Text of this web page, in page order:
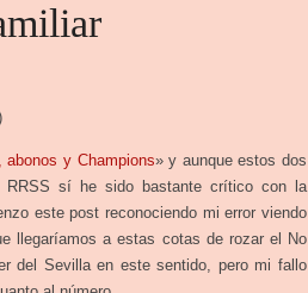
abonos y Champions» y aunque estos dos
RRSS sí he sido bastante crítico con la
este post reconociendo mi error viendo
llegaríamos a estas cotas de rozar el No
del Sevilla en este sentido, pero mi fallo